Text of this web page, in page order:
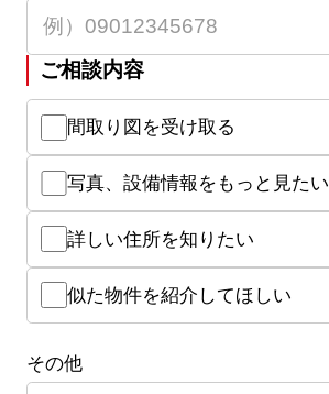
ご相談内容
間取り図を受け取る
写真、設備情報をもっと見たい
詳しい住所を知りたい
似た物件を紹介してほしい
その他